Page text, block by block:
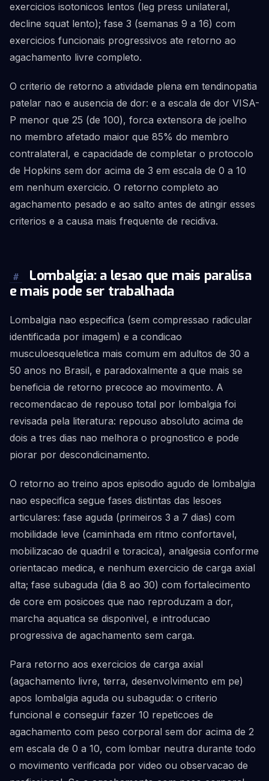
exercicios isotonicos lentos (leg press unilateral,
decline squat lento); fase 3 (semanas 9 a 16) com
exercicios funcionais progressivos ate retorno ao
agachamento livre completo.
O criterio de retorno a atividade plena em tendinopatia
patelar nao e ausencia de dor: e a escala de dor VISA-
P menor que 25 (de 100), forca extensora de joelho
no membro afetado maior que 85% do membro
contralateral, e capacidade de completar o protocolo
de Hopkins sem dor acima de 3 em escala de 0 a 10
em nenhum exercicio. O retorno completo ao
agachamento pesado e ao salto antes de atingir esses
criterios e a causa mais frequente de recidiva.
#
Lombalgia: a lesao que mais paralisa
e mais pode ser trabalhada
Lombalgia nao especifica (sem compressao radicular
identificada por imagem) e a condicao
musculoesqueletica mais comum em adultos de 30 a
50 anos no Brasil, e paradoxalmente a que mais se
beneficia de retorno precoce ao movimento. A
recomendacao de repouso total por lombalgia foi
revisada pela literatura: repouso absoluto acima de
dois a tres dias nao melhora o prognostico e pode
piorar por descondicinamento.
O retorno ao treino apos episodio agudo de lombalgia
nao especifica segue fases distintas das lesoes
articulares: fase aguda (primeiros 3 a 7 dias) com
mobilidade leve (caminhada em ritmo confortavel,
mobilizacao de quadril e toracica), analgesia conforme
orientacao medica, e nenhum exercicio de carga axial
alta; fase subaguda (dia 8 ao 30) com fortalecimento
de core em posicoes que nao reproduzam a dor,
marcha aquatica se disponivel, e introducao
progressiva de agachamento sem carga.
Para retorno aos exercicios de carga axial
(agachamento livre, terra, desenvolvimento em pe)
apos lombalgia aguda ou subaguda: o criterio
funcional e conseguir fazer 10 repeticoes de
agachamento com peso corporal sem dor acima de 2
em escala de 0 a 10, com lombar neutra durante todo
o movimento verificada por video ou observacao de